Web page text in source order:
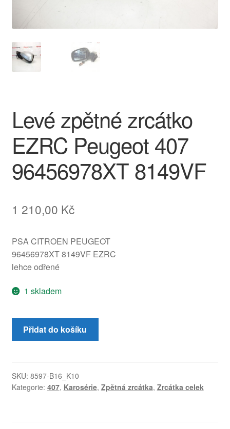
Obchodní podmínky
Platby
Reklamace
Reklamační řád
Vrakoviště Citroën
Levé zpětné zrcátko
EZRC Peugeot 407
96456978XT 8149VF
1 210,00 Kč
PSA CITROEN PEUGEOT
96456978XT 8149VF EZRC
lehce odřené
1 skladem
Levé
zpětné
Peugeot
407
Přidat do košíku
SKU: 8597-B16_K10
Kategorie: 407, Karosérie, Zpětná zrcátka, Zrcátka celek